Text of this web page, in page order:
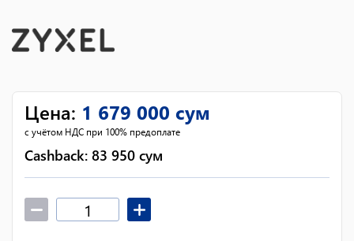
Цена: 1 679 000 сум
с учётом НДС при 100% предоплате
Cashback: 83 950 сум